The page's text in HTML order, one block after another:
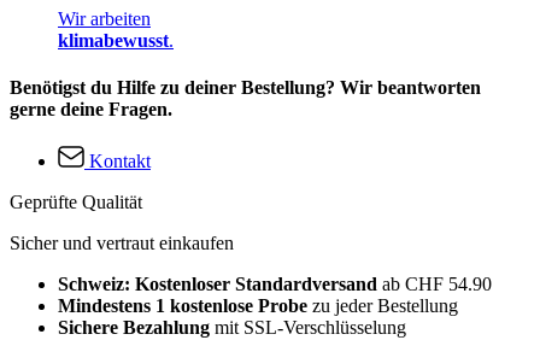
Wir arbeiten
klimabewusst.
Benötigst du Hilfe zu deiner Bestellung? Wir beantworten
gerne deine Fragen.
Kontakt
Geprüfte Qualität
Sicher und vertraut einkaufen
Schweiz: Kostenloser Standardversand ab CHF 54.90
Mindestens 1 kostenlose Probe zu jeder Bestellung
Sichere Bezahlung mit SSL-Verschlüsselung